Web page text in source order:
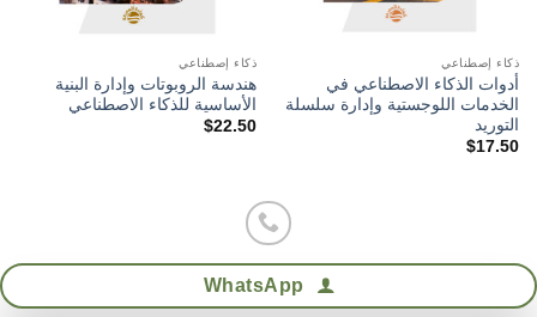
ذكاء إصطناعي
أدوات الذكاء الاصطناعي في
الخدمات اللوجستية وإدارة سلسلة
التوريد
$17.50
ذكاء إصطناعي
هندسة الروبوتات وإدارة البنية
الأساسية للذكاء الاصطناعي
$22.50
WhatsApp